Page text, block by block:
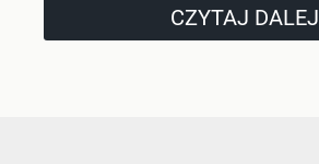
CZYTAJ DALEJ